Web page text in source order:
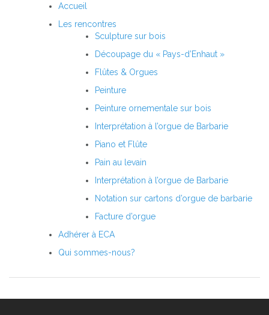
Accueil
Les rencontres
Sculpture sur bois
Découpage du « Pays-d’Enhaut »
Flûtes & Orgues
Peinture
Peinture ornementale sur bois
Interprétation à l’orgue de Barbarie
Piano et Flûte
Pain au levain
Interprétation à l’orgue de Barbarie
Notation sur cartons d’orgue de barbarie
Facture d’orgue
Adhérer à ECA
Qui sommes-nous?